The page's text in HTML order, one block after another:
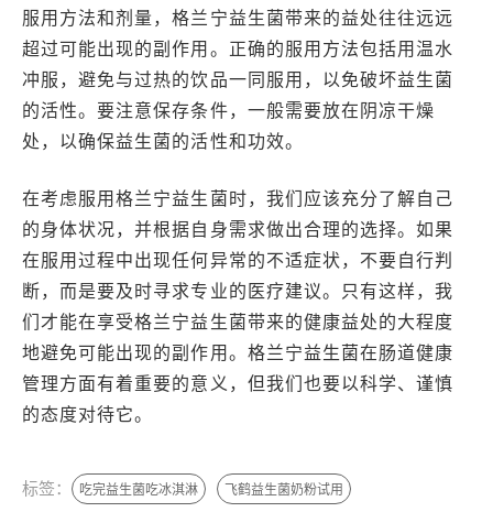
服用方法和剂量，格兰宁益生菌带来的益处往往远远
超过可能出现的副作用。正确的服用方法包括用温水
冲服，避免与过热的饮品一同服用，以免破坏益生菌
的活性。要注意保存条件，一般需要放在阴凉干燥
处，以确保益生菌的活性和功效。
在考虑服用格兰宁益生菌时，我们应该充分了解自己
的身体状况，并根据自身需求做出合理的选择。如果
在服用过程中出现任何异常的不适症状，不要自行判
断，而是要及时寻求专业的医疗建议。只有这样，我
们才能在享受格兰宁益生菌带来的健康益处的大程度
地避免可能出现的副作用。格兰宁益生菌在肠道健康
管理方面有着重要的意义，但我们也要以科学、谨慎
的态度对待它。
标签： 吃完益生菌吃冰淇淋 飞鹤益生菌奶粉试用